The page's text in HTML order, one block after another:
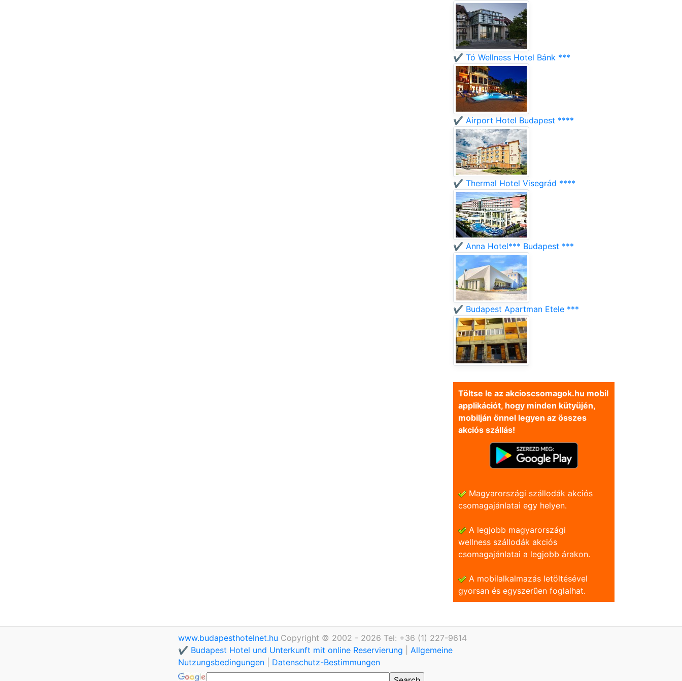
✔️ Tó Wellness Hotel Bánk ***
✔️ Airport Hotel Budapest ****
✔️ Thermal Hotel Visegrád ****
✔️ Anna Hotel*** Budapest ***
✔️ Budapest Apartman Etele ***
Töltse le az akcioscsomagok.hu mobil
applikációt, hogy minden kütyüjén,
mobilján önnel legyen az összes
akciós szállás!
Magyarországi szállodák akciós
csomagajánlatai egy helyen.
A legjobb magyarországi
wellness szállodák akciós
csomagajánlatai a legjobb árakon.
A mobilalkalmazás letöltésével
gyorsan és egyszerũen foglalhat.
www.budapesthotelnet.hu Copyright © 2002 - 2026 Tel: +36 (1) 227-9614
✔️ Budapest Hotel und Unterkunft mit online Reservierung
Allgemeine
Nutzungsbedingungen
Datenschutz-Bestimmungen